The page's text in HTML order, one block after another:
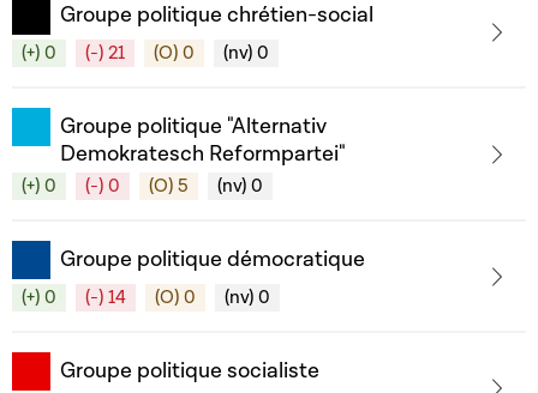
Groupe politique chrétien-social
(+) 0 (-) 21 (O) 0 (nv) 0
Groupe politique "Alternativ
Demokratesch Reformpartei"
(+) 0 (-) 0 (O) 5 (nv) 0
Groupe politique démocratique
(+) 0 (-) 14 (O) 0 (nv) 0
Groupe politique socialiste